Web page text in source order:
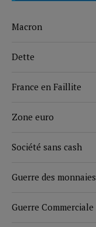
Macron
Dette
France en Faillite
Zone euro
Société sans cash
Guerre des monnaies
Guerre Commerciale